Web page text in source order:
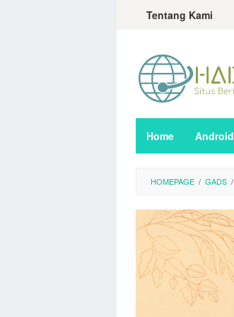
LoncatTentang Kami
Home Android
HOMEPAGE / GADS /